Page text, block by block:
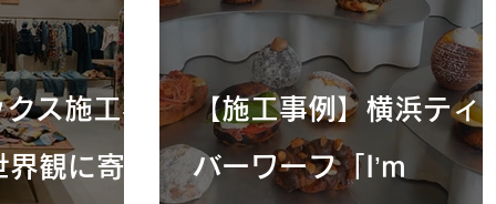
ス施工事
観に寄り
【施工事例】横浜ティン
バーワーフ「I’m